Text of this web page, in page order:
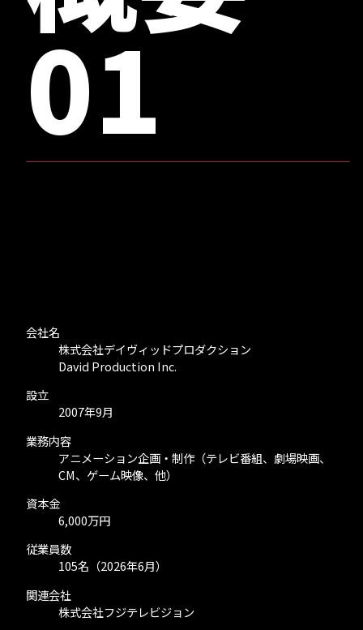
01
会社名
株式会社デイヴィッドプロダクション
David Production Inc.
設立
2007年9月
業務内容
アニメーション企画・制作（テレビ番組、劇場映画、
CM、ゲーム映像、他）
資本金
6,000万円
従業員数
105名（2026年6月）
関連会社
株式会社フジテレビジョン